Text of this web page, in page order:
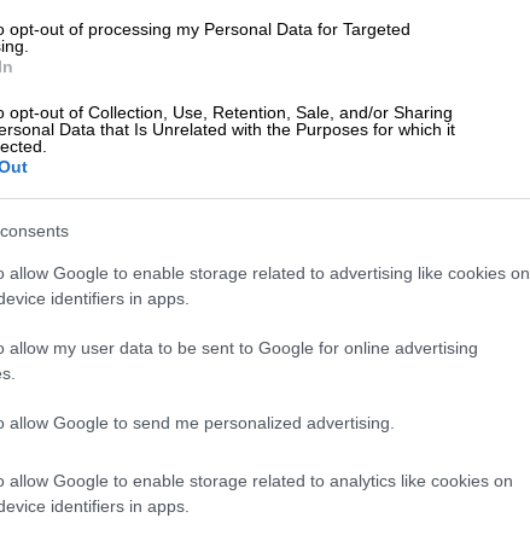
opt-out of processing my Personal Data for Targeted
opt-out of Collection, Use, Retention, Sale, and/or Sharing
Data that Is Unrelated with the Purposes for which it
allow Google to enable storage related to advertising like cookies on
identifiers in apps.
allow my user data to be sent to Google for online advertising
allow Google to send me personalized advertising.
allow Google to enable storage related to analytics like cookies on
identifiers in apps.
ευφυίας πάνω από 140
Το IQ τεστ του FBI: Θα βρεις τα 3
στοιχεία της φωτό που δείχνουν
τον ένοχο;
Εδώ σας θέλουμε...
Viral 12.06.2022 20:00